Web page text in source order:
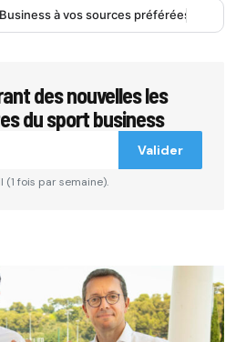
à vos sources préférées
des nouvelles les
du sport business
Valider
fois par semaine).